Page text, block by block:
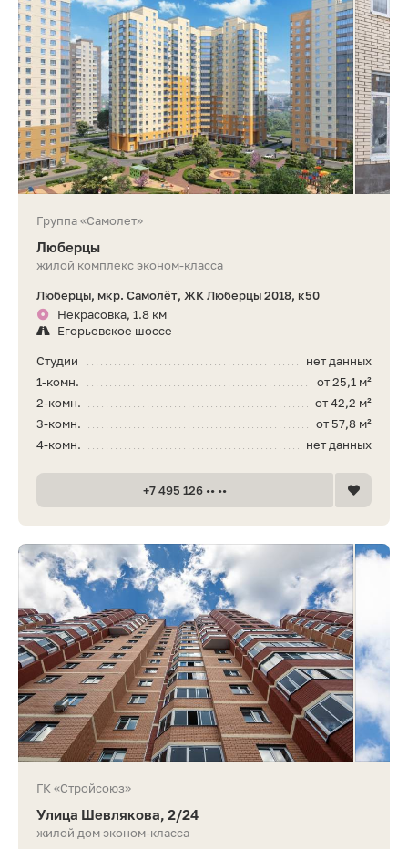
Группа «Самолет»
Люберцы
жилой комплекс эконом-класса
Люберцы, мкр. Самолёт, ЖК Люберцы 2018, к50
Некрасовка, 1.8 км
Егорьевское шоссе
нет данных
Студии
от 25,1 м²
1-комн.
от 42,2 м²
2-комн.
от 57,8 м²
3-комн.
нет данных
4-комн.
+7 495 126 •• ••
ГК «Стройсоюз»
Улица Шевлякова, 2/24
жилой дом эконом-класса